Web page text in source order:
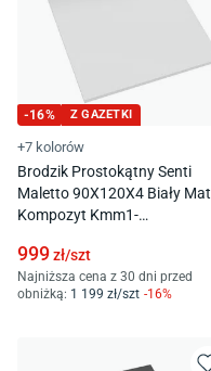
-16% Z GAZETKI
+7 kolorów
Brodzik Prostokątny Senti
Maletto 90X120X4 Biały Mat
Kompozyt Kmm1-
999zł/szt
Najniższa cena z 30 dni przed
obniżką: 1 199 zł/szt -16%